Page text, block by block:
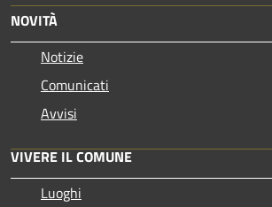
NOVITÀ
Notizie
Comunicati
Avvisi
VIVERE IL COMUNE
Luoghi